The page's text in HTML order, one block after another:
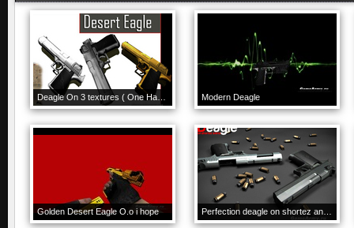
Modern Deagle
Golden Desert Eagle O.o i hope